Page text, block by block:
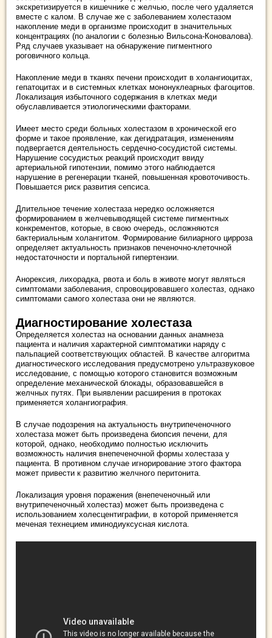
экскретизируется в кишечнике с желчью, после чего удаляется
вместе с калом. В случае же с заболеванием холестазом
накопление меди в организме происходит в значительных
концентрациях (по аналогии с болезнью Вильсона-Коновалова).
Ряд случаев указывает на обнаружение пигментного
роговичного кольца.
Накопление меди в тканях печени происходит в холангиоцитах,
гепатоцитах и в системных клетках мононуклеарных фагоцитов.
Локализация избыточного содержания в клетках меди
обуславливается этиологическими факторами.
Имеет место среди больных холестазом в хронической его
форме и такое проявление, как дегидратация, изменениям
подвергается деятельность сердечно-сосудистой системы.
Нарушение сосудистых реакций происходит ввиду
артериальной гипотензии, помимо этого наблюдается
нарушение в регенерации тканей, повышенная кровоточивость.
Повышается риск развития сепсиса.
Длительное течение холестаза нередко осложняется
формированием в желчевыводящей системе пигментных
конкрементов, которые, в свою очередь, осложняются
бактериальным холангитом. Формирование билиарного цирроза
определяет актуальность признаков печеночно-клеточной
недостаточности и портальной гипертензии.
Анорексия, лихорадка, рвота и боль в животе могут являться
симптомами заболевания, спровоцировавшего холестаз, однако
симптомами самого холестаза они не являются.
Диагностирование холестаза
Определяется холестаз на основании данных анамнеза
пациента и наличия характерной симптоматики наряду с
пальпацией соответствующих областей. В качестве алгоритма
диагностического исследования предусмотрено ультразвуковое
исследование, с помощью которого становится возможным
определение механической блокады, образовавшейся в
желчных путях. При выявлении расширения в протоках
применяется холангиография.
В случае подозрения на актуальность внутрипеченочного
холестаза может быть произведена биопсия печени, для
которой, однако, необходимо полностью исключить
возможность наличия внепеченочной формы холестаза у
пациента. В противном случае игнорирование этого фактора
может привести к развитию желчного перитонита.
Локализация уровня поражения (внепеченочный или
внутрипеченочный холестаз) может быть произведена с
использованием холесцентиграфии, в которой применяется
меченая технецием иминодиуксусная кислота.